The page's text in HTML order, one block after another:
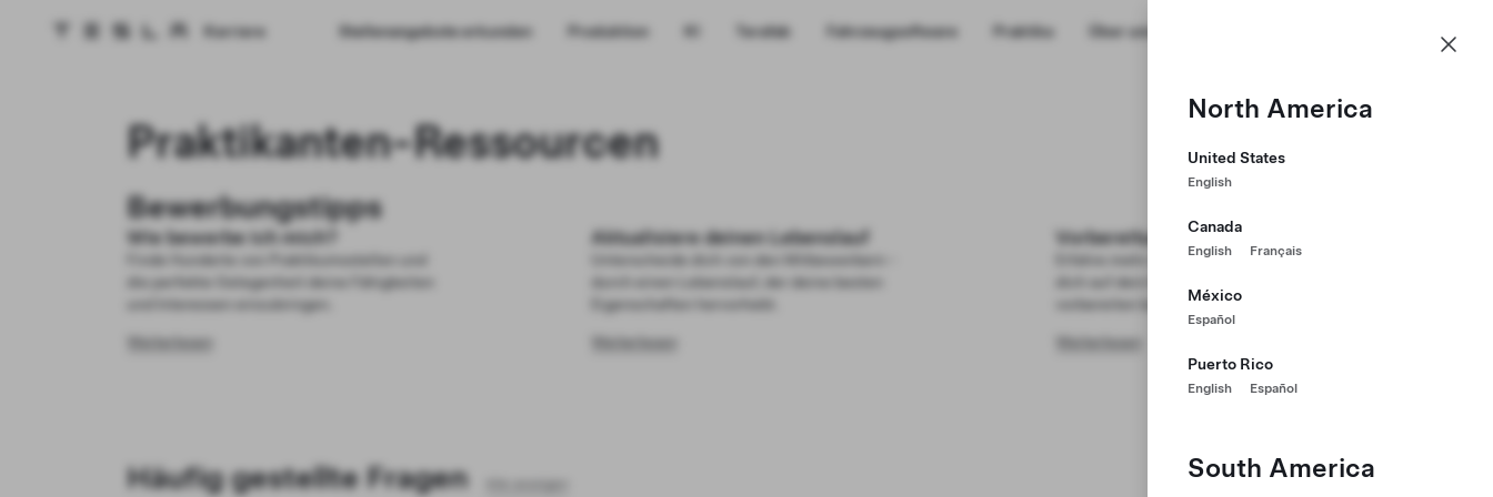
Tesla-Homepage
Karriere Stellenangebote erkunden Produktion Terafab Fahrzeugsoftware Praktika Über uns
North America
United States
English
Canada
English Français
México
Español
Puerto Rico
English Español
South America
Praktikanten-Ressourcen
Bewerbungstipps
Wie bewerbe ich mich?
die perfekte Gelegenheit deine Fähigkeiten
und Interessen einzubringen.
Weiterlesen
Aktualisiere deinen Lebenslauf
durch einen Lebenslauf, der deine besten
Eigenschaften hervorhebt.
Weiterlesen
Vorbereitung auf dein Interview
Erfahre mehr über den Ablauf und wie du
vorbereiten kannst.
Weiterlesen
Häufig gestellte Fragen